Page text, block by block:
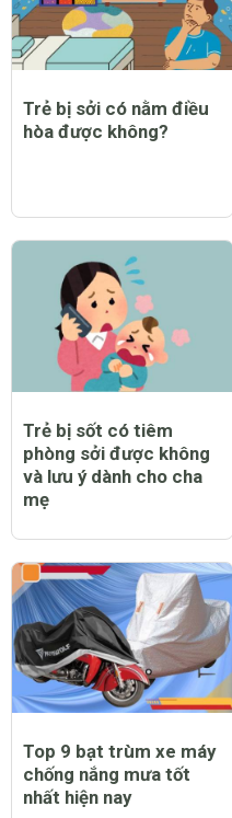
Trẻ bị sởi có nằm điều
hòa được không?
Trẻ bị sốt có tiêm
phòng sởi được không
và lưu ý dành cho cha
mẹ
Top 9 bạt trùm xe máy
chống nắng mưa tốt
nhất hiện nay